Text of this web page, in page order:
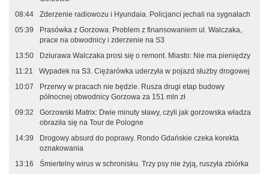
08:44
Zderzenie radiowozu i Hyundaia. Policjanci jechali na sygnałach
05:39
Prasówka z Gorzowa: Problem z finansowaniem ul. Walczaka,
prace na obwodnicy i zderzenie na S3
13:50
Dziurawa Walczaka prosi się o remont. Miasto: Nie ma pieniędzy
11:21
Wypadek na S3. Ciężarówka uderzyła w pojazd służby drogowej
10:07
Przerwy w pracach nie będzie. Rusza drugi etap budowy
północnej obwodnicy Gorzowa za 151 mln zł
09:32
Gorzowski Matrix: Dwie minuty sławy, czyli jak gorzowska władza
obraziła się na Tour de Pologne
14:39
Drogowy absurd do poprawy. Rondo Gdańskie czeka korekta
oznakowania
13:16
Śmiertelny wirus w schronisku. Trzy psy nie żyją, ruszyła zbiórka